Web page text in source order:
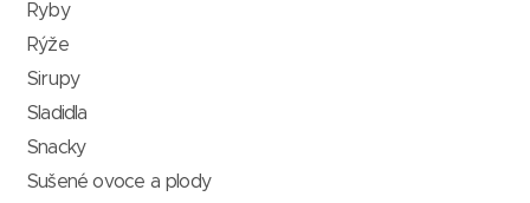
Ryby
Rýže
Sirupy
Sladidla
Snacky
Sušené ovoce a plody